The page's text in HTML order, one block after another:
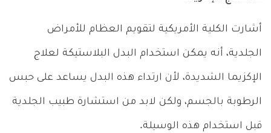
أشارت الكلية الأمريكية لتقويم العظام للأمراض
الجلدية، أنه يمكن استخدام البدل البلاستيكة لعلاج
الإكزيما الشديدة، لأن ارتداء هذه البدل يساعد على حبس
الرطوبة بالجسم، ولكن لابد من استشارة طبيب الجلدية
قبل استخدام هذه الوسيلة.